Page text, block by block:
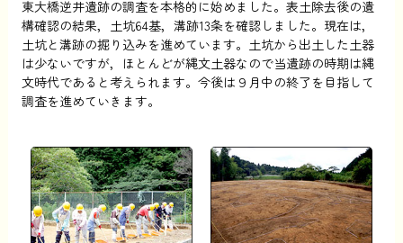
東大橋逆井遺跡の調査を本格的に始めました。表土除去後の遺
構確認の結果，土坑64基，溝跡13条を確認しました。現在は，
土坑と溝跡の掘り込みを進めています。土坑から出土した土器
は少ないですが，ほとんどが縄文土器なので当遺跡の時期は縄
文時代であると考えられます。今後は９月中の終了を目指して
調査を進めていきます。